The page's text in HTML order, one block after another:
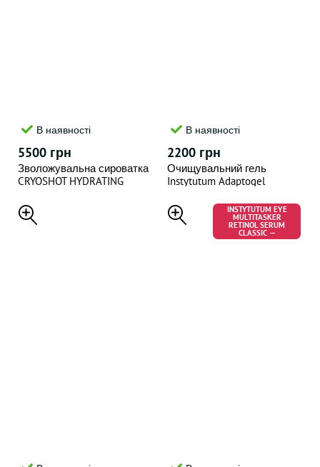
В наявності
5500 грн
Зволожувальна сироватка
CRYOSHOT HYDRATING
В наявності
2200 грн
Очищувальний гель
Instytutum Adaptogel
INSTYTUTUM EYE
MULTITASKER
RETINOL SERUM
CLASSIC —